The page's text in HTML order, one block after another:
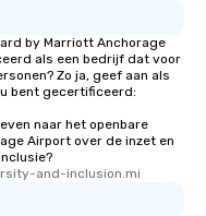
by Marriott Anchorage
als een bedrijf dat voor
Zo ja, geef aan als
bent gecertificeerd:
naar het openbare
Airport over de inzet en
and-inclusion.mi